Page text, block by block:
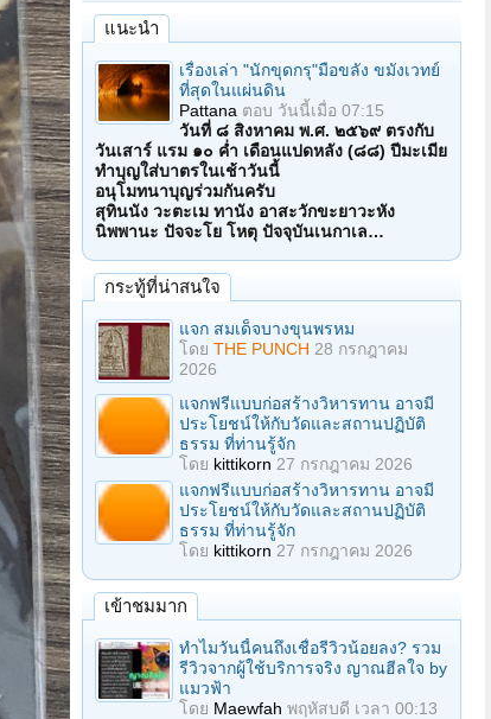
แนะนำ
เรื่องเล่า "นักขุดกรุ"มือขลัง ขมังเวทย์
ที่สุดในแผ่นดิน
Pattana ตอบ วันนี้เมื่อ 07:15
วันที่ ๘ สิงหาคม พ.ศ. ๒๕๖๙ ตรงกับ
วันเสาร์ แรม ๑๐ ค่ำ เดือนแปดหลัง (๘๘) ปีมะเมีย
ทำบุญใส่บาตรในเช้าวันนี้
อนุโมทนาบุญร่วมกันครับ
สุทินนัง วะตะเม ทานัง อาสะวักขะยาวะหัง
นิพพานะ ปัจจะโย โหตุ ปัจจุบันเนกาเล…
กระทู้ที่น่าสนใจ
แจก สมเด็จบางขุนพรหม
โดย THE PUNCH 28 กรกฎาคม
2026
แจกฟรีแบบก่อสร้างวิหารทาน อาจมี
ประโยชน์ให้กับวัดและสถานปฏิบัติ
ธรรม ที่ท่านรู้จัก
โดย kittikorn 27 กรกฎาคม 2026
แจกฟรีแบบก่อสร้างวิหารทาน อาจมี
ประโยชน์ให้กับวัดและสถานปฏิบัติ
ธรรม ที่ท่านรู้จัก
โดย kittikorn 27 กรกฎาคม 2026
เข้าชมมาก
ทำไมวันนี้คนถึงเชื่อรีวิวน้อยลง? รวม
รีวิวจากผู้ใช้บริการจริง ญาณฮีลใจ by
แมวฟ้า
โดย Maewfah พฤหัสบดี เวลา 00:13